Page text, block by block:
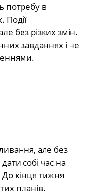
потребу в
Події
без різких змін.
завданнях і не
але без
собі час на
До кінця тижня
планів.